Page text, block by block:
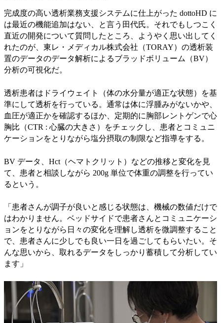
完成度の高い透析業務支援システムに仕上がった dottoHD に
は最近の機能追加はない、と言う田代氏。それでもしつこく
直近の開発について質問したところ、ようやく思い出してく
れたのが、東レ・メディカル株式会社（TORAY）の透析装
置のデータのデータ解析によるブラッドボリューム（BV）
分析の可視化だ。
透析患者はドライウェイト（体の水分量が適正な状態）を基
準にして透析を行っている。通常は体に浮腫みがないかや、
血圧が適正かを確認するほか、定期的に胸部レントゲンで心
胸比（CTR : 心臓の大きさ）をチェックし、患者とコミュニ
ケーションをとりながら塩分摂取の制限など指導をする。
BV データ、Hct（ヘマトクリット）などの推移と変化を見
て、患者と相談しながら 200g 単位で体重の調整を行ってい
るという。
「患者さんが調子が良いと感じる状態は、機械の数値だけで
はわかりません。ベッドサイドで患者さんとコミュニケーシ
ョンをとりながら日々の変化を理解し透析を微調整すること
で、患者さんに少しでも良い一日を過ごしてもらいたい。そ
んな思いから、取れるデータをしっかり蓄積して分析してい
ます」